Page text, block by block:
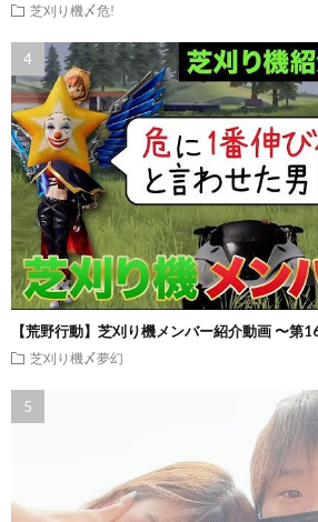
芝刈り機〆危!
【荒野行動】芝刈り機メンバー紹介動画 〜第
芝刈り機〆夢幻